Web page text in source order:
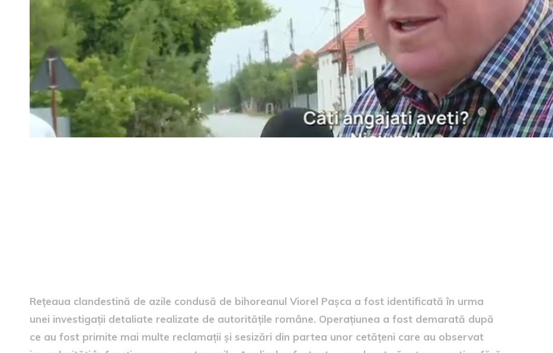
Rețeaua clandestină de azile condusă de bihoreanul Viorel Pașca a fost identificată în urma
unei investigații detaliate realizate de autoritățile române. Operațiunea a fost demarată după
ce au fost primite mai multe reclamații și sesizări din partea unor cetățeni care au observat